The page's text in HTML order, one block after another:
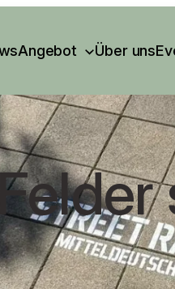
Angebot Über uns